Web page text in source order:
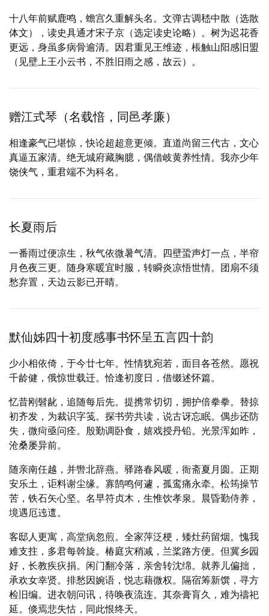
十八年前赋鹿鸣，蟾宫久重解头名。文弹古调嵇中散（选散
体文），读史具通才宋子京（选定读史论略）。树为迟花香
更远，身虽多病骨逾清。因君重见王维迹，棖触山阳感旧盟
（见壁上王小云书，不胜旧雨之感，故云）。
赠江式琴（名载愔，同邑孝廉）
相逢豪气已堪惊，快论超超意更倾。直道尚留三代古，文心
真逼五家清。绝无城府藏胸臆，偶借岐黄养性情。我亦少年
饶侠气，重君端不为科名。
长夏雨后
一番雨过便凉生，秋气依微暑气清。四壁蛩声灯一点，半帘
月色夜三更。随身寒暖宜时服，转瞬炎凉悟世情。团扇不须
愁弃置，天边云影已开晴。
默仙姊四十初度感事书怀呈五言四十韵
少小相依倚，于今廿七年。性情犹宛若，面目各苍然。愿祝
千龄健，俄惊世载迁。恰逢初度日，借缀述怀篇。
忆昔刚髫龀，追随每后先。提携常切切，拥护倍拳拳。替掠
初齐发，为裁识字笺。探书劳共读，说古讶忘眠。偶步还防
失，微疴亟问痊。殷勤调卧食，嬉戏授丹铅。光景浑如昨，
沧桑屡异前。
随亲南任越，并辔北辞燕。驿路春风暖，衙斋夏月圆。正期
安乐土，讵料谢尘缘。寡鹄鸣何遽，孤鸾痛永牵。松筠操节
苦，铁石矢心坚。名早符贞木，生惟饮孝泉。晨昏勤侍养，
境遇厄迍邅。
客邸人更寓，高堂病忽煎。全家萍泛梗，矮灶药留烟。愧我
难支拄，多君每斡旋。椿庭灾稍减，兰桨路方便。但冀乡园
好，长教疾疢捐。闲门翻冷落，亲舍转沈绵。就养儿偏拙，
承欢女幸贤。排愁因婉语，悦志藉微权。隔宿筹新馔，寻方
检旧编。进衣朝问讯，待唤夜流连。其奈膏肓久，难为禱祀
延。倏焉悲失怙，同此恨终天。